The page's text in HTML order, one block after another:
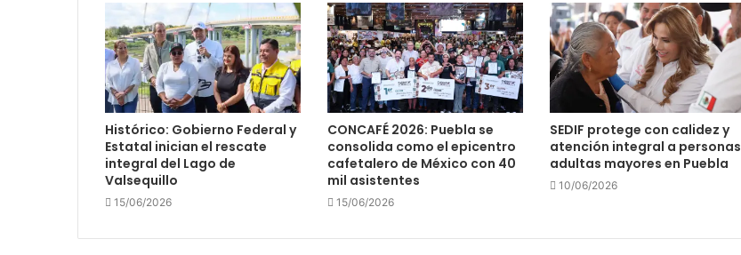
Histórico: Gobierno Federal y
Estatal inician el rescate
integral del Lago de
Valsequillo
15/06/2026
CONCAFÉ 2026: Puebla se
consolida como el epicentro
cafetalero de México con 40
mil asistentes
15/06/2026
SEDIF protege con calidez y
atención integral a personas
adultas mayores en Puebla
10/06/2026